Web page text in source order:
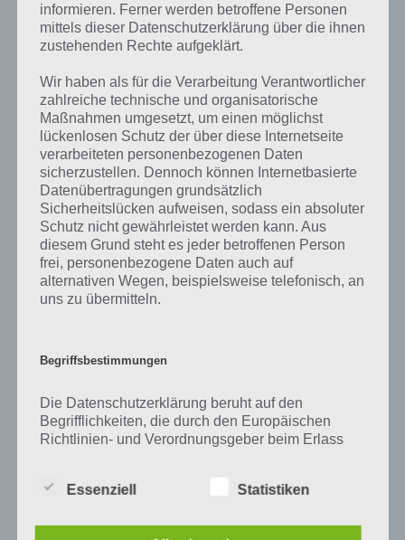
Dach ist die Lösung für das tägliche Rätsel am 21.4.2024 in 4 Bilder 1
Wort, doch welche Bedeutung hat dieses eigentlich und was gibt es
dazu zu wissen? Passt das Wort auch zu Gemütliches Wohnen? Zu
kurze Begriffserklärung!
Zu Dach haben wir zunächst keine weiteren Informationen parat!
Auf WhatsApp teilen Teilen auf Facebook
Tweet auf Twitter
informieren. Ferner werden betroffene Personen
mittels dieser Datenschutzerklärung über die ihnen
zustehenden Rechte aufgeklärt.
Wir haben als für die Verarbeitung Verantwortlicher
zahlreiche technische und organisatorische
Maßnahmen umgesetzt, um einen möglichst
lückenlosen Schutz der über diese Internetseite
verarbeiteten personenbezogenen Daten
sicherzustellen. Dennoch können Internetbasierte
Datenübertragungen grundsätzlich
Sicherheitslücken aufweisen, sodass ein absoluter
Schutz nicht gewährleistet werden kann. Aus
diesem Grund steht es jeder betroffenen Person
frei, personenbezogene Daten auch auf
alternativen Wegen, beispielsweise telefonisch, an
uns zu übermitteln.
Begriffsbestimmungen
Die Datenschutzerklärung beruht auf den
Begrifflichkeiten, die durch den Europäischen
Richtlinien- und Verordnungsgeber beim Erlass
soll sowohl für die Öffentlichkeit als auch für
lesbar und verständlich sein. Um dies zu
Essenziell Statistiken